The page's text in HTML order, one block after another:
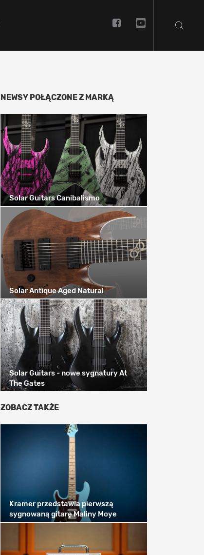
NEWSY POŁĄCZONE Z MARKĄ
Solar Guitars Canibalismo
Solar Antique Aged Natural
Solar Guitars - nowe sygnatury At
The Gates
ZOBACZ TAKŻE
Kramer przedstawia pierwszą
sygnowaną gitarę Maliny Moye